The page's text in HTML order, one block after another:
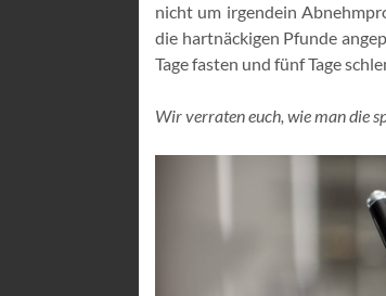
nicht um irgendein
die hartnäckigen Pfunde
Tage fasten und fünf Tage
Wir verraten euch, wie man die